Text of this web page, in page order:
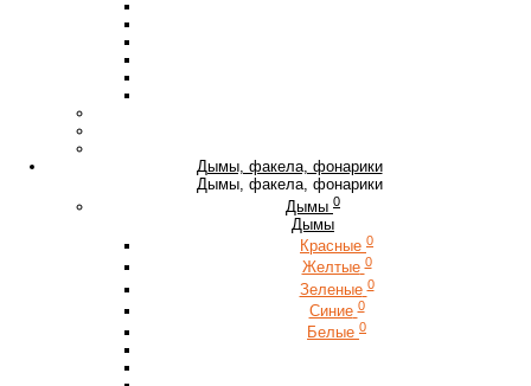
Дымы, факела, фонарики
Дымы, факела, фонарики
Дымы 0
Дымы
Красные 0
Желтые 0
Зеленые 0
Синие 0
Белые 0